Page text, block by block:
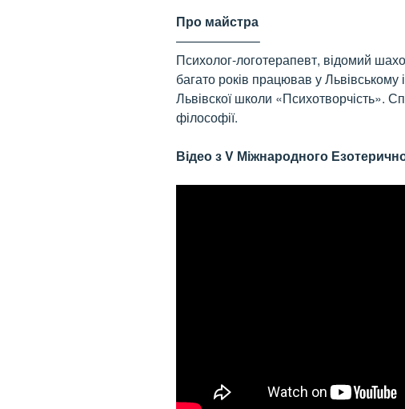
Про майстра
——————–
Психолог-логотерапевт, відомий
багато років працював у Львівському
Львівскої школи «Психотворчість».
філософії.
Відео з V Міжнародного